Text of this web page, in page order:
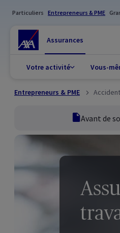
Particuliers Entrepreneurs & PME
Assurances
Votre activité Vous-
Entrepreneurs & PME
fiche
Avant de